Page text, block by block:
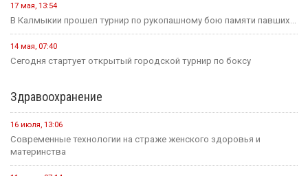
17 мая, 13:54
В Калмыкии прошел турнир по рукопашному бою памяти павших...
14 мая, 07:40
Сегодня стартует открытый городской турнир по боксу
Здравоохранение
16 июля, 13:06
Современные технологии на страже женского здоровья и
материнства